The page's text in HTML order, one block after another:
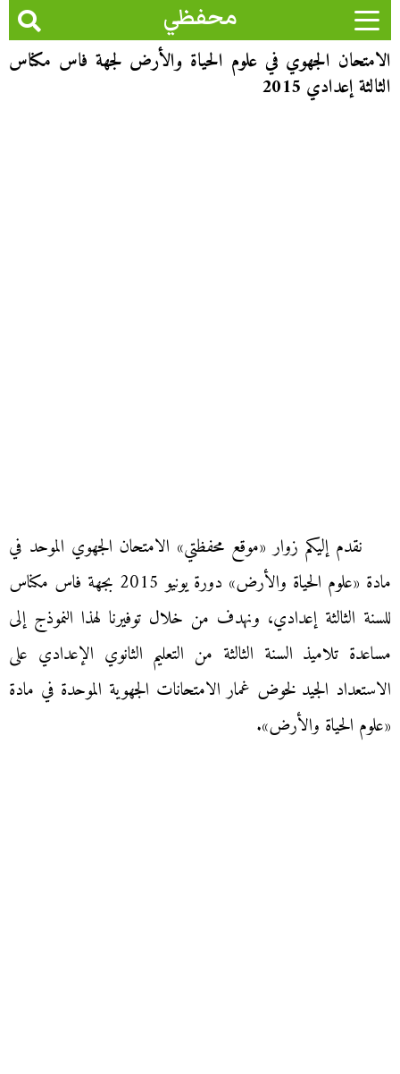
محفظي
الامتحان الجهوي في علوم الحياة والأرض لجهة فاس مكناس
الثالثة إعدادي 2015
نقدم إليكم زوار «موقع محفظتي» الامتحان الجهوي الموحد في
مادة «علوم الحياة والأرض» دورة يونيو 2015 بجهة فاس مكناس
للسنة الثالثة إعدادي، ونهدف من خلال توفيرنا لهذا النموذج إلى
مساعدة تلاميذ السنة الثالثة من التعليم الثانوي الإعدادي على
الاستعداد الجيد لخوض غمار الامتحانات الجهوية الموحدة في مادة
«علوم الحياة والأرض».